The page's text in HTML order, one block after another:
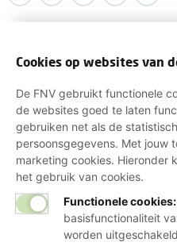
Cookies op websites van
De FNV gebruikt functionele
de websites goed te laten
gebruiken net als de
persoonsgegevens. Met jouw
marketing cookies. Hieronder
het gebruik van cookies.
Functionele cookies:
basisfunctionaliteit
worden